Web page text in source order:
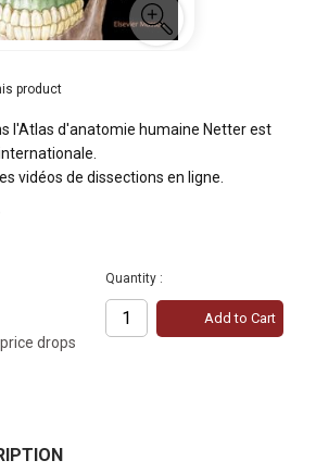
product
l'Atlas d'anatomie humaine Netter est
vidéos de dissections en ligne.
Quantity :
Add to Cart
drops